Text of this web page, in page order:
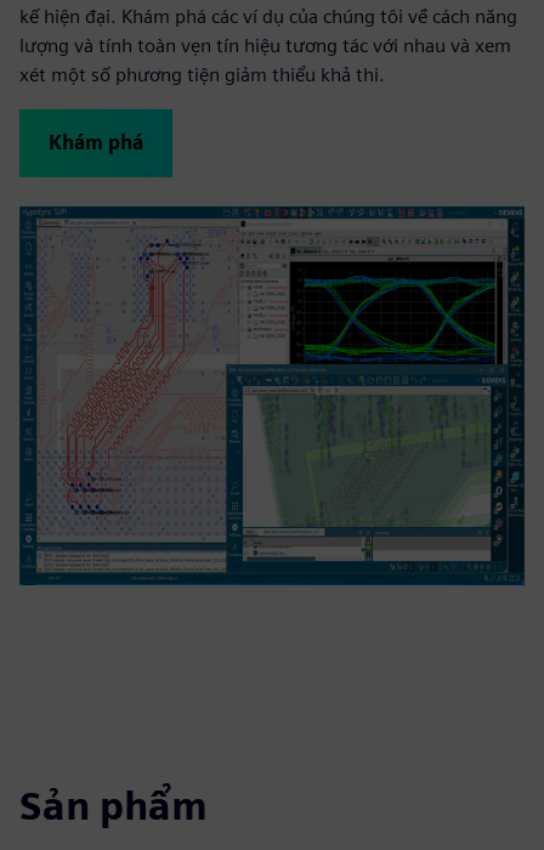
kế hiện đại. Khám phá các ví dụ của chúng tôi về cách năng
lượng và tính toàn vẹn tín hiệu tương tác với nhau và xem
xét một số phương tiện giảm thiểu khả thi.
Khám phá
Sản phẩm